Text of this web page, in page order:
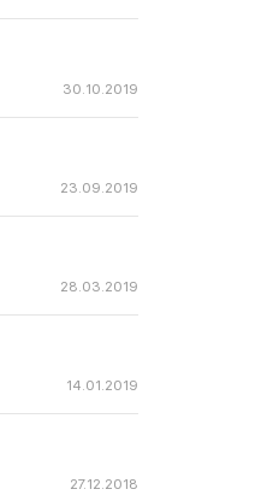
30.10.2019
23.09.2019
28.03.2019
14.01.2019
27.12.2018